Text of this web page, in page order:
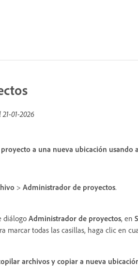
21-01-2026
a una nueva ubicación usando
> Administrador de proyectos.
diálogoAdministrador de proyectos, en
marcar todas las casillas, haga clic en
archivos y copiar a nueva